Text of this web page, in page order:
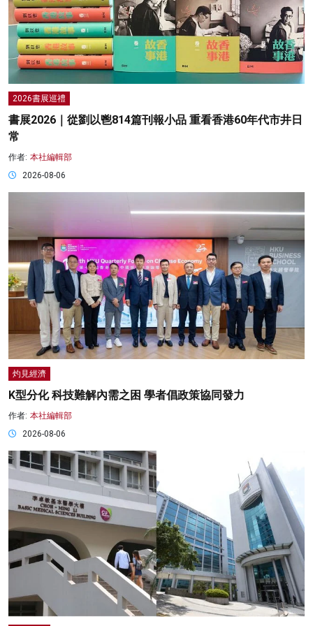
2026書展巡禮
書展2026｜從劉以鬯814篇刊報小品 重看香港60年代市井日
常
作者: 本社編輯部
2026-08-06
灼見經濟
K型分化 科技難解內需之困 學者倡政策協同發力
作者: 本社編輯部
2026-08-06